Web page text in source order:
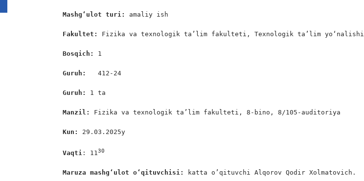
Mashg‘ulot turi: amaliy ish
Fakultet: Fizika va texnologik ta’lim fakulteti, Texnologik ta’lim yo‘nalishi
Bosqich: 1
Guruh: 412-24
Guruh: 1 ta
Manzil: Fizika va texnologik ta’lim fakulteti, 8-bino, 8/105-auditoriya
Kun: 29.03.2025y
Vaqti : 1130
Maruza mashgʻulot oʻqituvchisi: katta o’qituvchi Alqorov Qodir Xolmatovich.